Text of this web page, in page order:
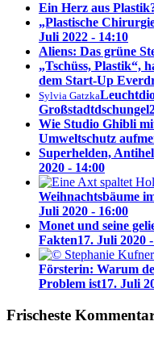
Ein Herz aus
„Plastische
Juli 2022 - 14:10
Aliens: Das grüne
„Tschüss, Plastik“,
dem Start-Up
Sylvia Gatzka
Großstadtdschungel
Wie Studio Ghibli
Umweltschutz
Superhelden,
2020 - 14:00
Weihnachtsbäume
Juli 2020 - 16:00
Monet und seine
Fakten17. Juli 2020
Försterin: Warum
Problem ist17. Juli
Frischeste